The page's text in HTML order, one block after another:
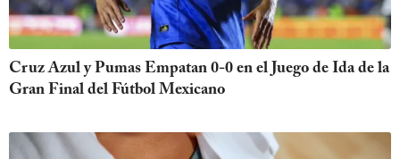
Cruz Azul y Pumas Empatan 0-0 en el Juego de Ida de la
Gran Final del Fútbol Mexicano